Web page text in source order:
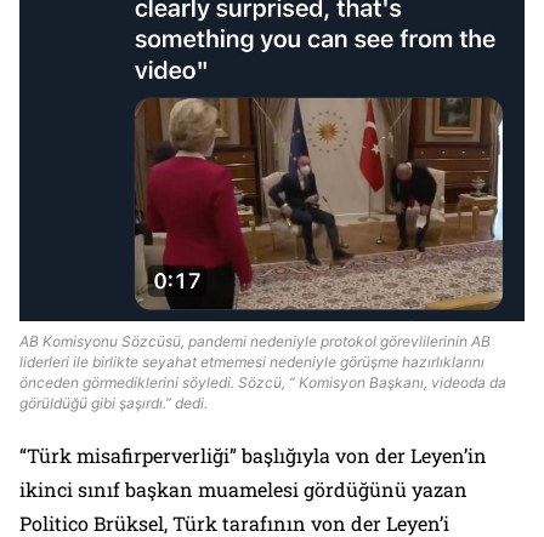
AB Komisyonu Sözcüsü, pandemi nedeniyle protokol görevlilerinin AB
liderleri ile birlikte seyahat etmemesi nedeniyle görüşme hazırlıklarını
önceden görmediklerini söyledi. Sözcü, “ Komisyon Başkanı, videoda da
görüldüğü gibi şaşırdı.” dedi.
“Türk misafirperverliği” başlığıyla von der Leyen’in
ikinci sınıf başkan muamelesi gördüğünü yazan
Politico Brüksel, Türk tarafının von der Leyen’i